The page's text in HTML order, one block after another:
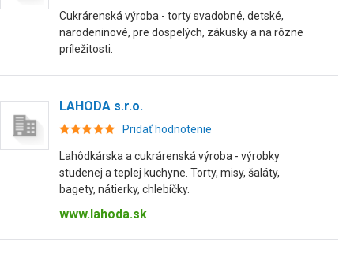
Cukrárenská výroba - torty svadobné, detské,
narodeninové, pre dospelých, zákusky a na rôzne
príležitosti.
LAHODA s.r.o.
Pridať hodnotenie
Lahôdkárska a cukrárenská výroba - výrobky
studenej a teplej kuchyne. Torty, misy, šaláty,
bagety, nátierky, chlebíčky.
www.lahoda.sk